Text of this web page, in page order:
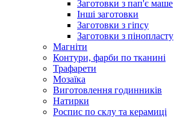
Заготовки з пап'є маше
Інші заготовки
Заготовки з гіпсу
Заготовки з пінопласту
Магніти
Контури, фарби по тканині
Трафарети
Мозаїка
Виготовлення годинників
Натирки
Роспис по склу та керамиці